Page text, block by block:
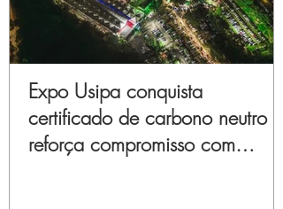
Expo Usipa conquista
certificado de carbono neutro e
reforça compromisso com